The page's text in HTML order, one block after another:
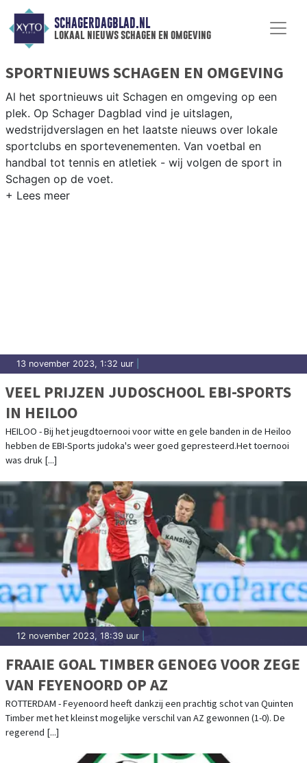
SCHAGERDAGBLAD.NL
lokaal nieuws schagen en omgeving
SPORTNIEUWS SCHAGEN EN OMGEVING
Al het sportnieuws uit Schagen en omgeving op een
plek. Op Schager Dagblad vind je uitslagen,
wedstrijdverslagen en het laatste nieuws over lokale
sportclubs en sportevenementen. Van voetbal en
handbal tot tennis en atletiek - wij volgen de sport in
Schagen op de voet.
13 november 2023, 1:32 uur
VEEL PRIJZEN JUDOSCHOOL EBI-SPORTS
IN HEILOO
HEILOO - Bij het jeugdtoernooi voor witte en gele banden in de Heiloo
hebben de EBI-Sports judoka's weer goed gepresteerd.Het toernooi
was druk [...]
12 november 2023, 18:39 uur
FRAAIE GOAL TIMBER GENOEG VOOR ZEGE
VAN FEYENOORD OP AZ
ROTTERDAM - Feyenoord heeft dankzij een prachtig schot van Quinten
Timber met het kleinst mogelijke verschil van AZ gewonnen (1-0). De
regerend [...]